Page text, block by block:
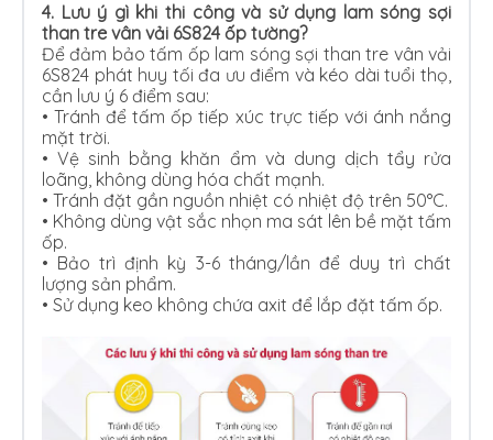
4. Lưu ý gì khi thi công và sử dụng lam sóng sợi
than tre vân vải 6S824 ốp tường?
Để đảm bảo tấm ốp lam sóng sợi than tre vân vải
6S824 phát huy tối đa ưu điểm và kéo dài tuổi thọ,
cần lưu ý 6 điểm sau:
•Tránh để tấm ốp tiếp xúc trực tiếp với ánh nắng
mặt trời.
•Vệ sinh bằng khăn ẩm và dung dịch tẩy rửa
loãng, không dùng hóa chất mạnh.
• Tránh đặt gần nguồn nhiệt có nhiệt độ trên 50°C.
• Không dùng vật sắc nhọn ma sát lên bề mặt tấm
ốp.
• Bảo trì định kỳ 3-6 tháng/lần để duy trì chất
lượng sản phẩm.
• Sử dụng keo không chứa axit để lắp đặt tấm ốp.